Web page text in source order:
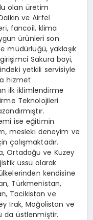
olan üretim
ve Airfel
fancoil, klima
ürünleri son
müdürlüğü, yaklaşık
Sakura bayi,
yetkili servisiyle
hizmet
ilk iklimlendirme
Teknolojileri
ise eğitimin
mesleki deneyim ve
çalışmaktadır.
Ortadoğu ve Kuzey
üssü olarak
kendisine
Türkmenistan,
Tacikistan ve
Irak, Moğolistan ve
da üstlenmiştir.